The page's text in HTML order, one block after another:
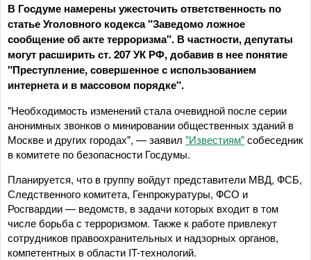
В Госдуме намерены ужесточить ответственность по
статье Уголовного кодекса "Заведомо ложное
сообщение об акте терроризма". В частности, депутаты
могут расширить ст. 207 УК РФ, добавив в нее понятие
"Преступление, совершенное с использованием
интернета и в массовом порядке".
"Необходимость изменений стала очевидной после серии
анонимных звонков о минировании общественных зданий в
Москве и других городах", — заявил "Известиям"собеседник
в комитете по безопасности Госдумы.
Планируется, что в группу войдут представители МВД, ФСБ,
Следственного комитета, Генпрокуратуры, ФСО и
Росгвардии — ведомств, в задачи которых входит в том
числе борьба с терроризмом. Также к работе привлекут
сотрудников правоохранительных и надзорных органов,
компетентных в области IT-технологий.